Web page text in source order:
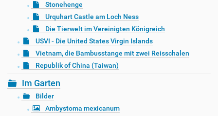
Stonehenge
Urquhart Castle am Loch Ness
Die Tierwelt im Vereinigten Königreich
USVI - Die United States Virgin Islands
Vietnam, die Bambusstange mit zwei Reisschalen
Republik of China (Taiwan)
Im Garten
Bilder
Ambystoma mexicanum